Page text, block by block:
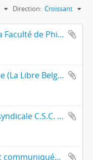
Direction: Croissant
Création de la 8e section de la Faculté de Philosophie et Lettres, le département d'Information et de Communication : correspondance, procès-verbaux de réunions et coupures de presse.
Extraits de presse quotidienne (La Libre Belgique, La gazette de Liège, La Meuse) concernant les actions du Personnel scientifique. Circulaires imprimées du C.U.P.S.
Action menée par la Section syndicale C.S.C. de l'Université de Liège pour obtenir la revalorisation barémique du personnel scientifique : correspondance, procès-verbaux de réunions du Conseil d'Administration, lettre d'information du C.U.P.S., etc.
Statut du chercheur : lettre et communiqués de presse de la C.S.C.